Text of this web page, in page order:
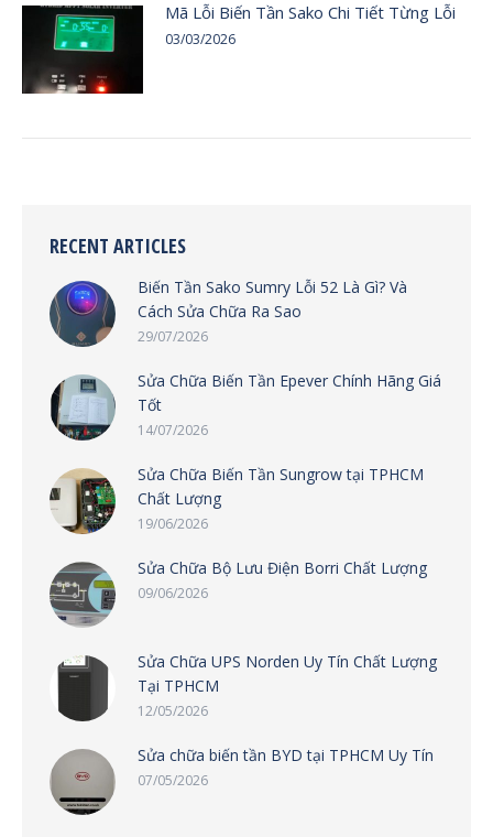
Mã Lỗi Biến Tần Sako Chi Tiết Từng Lỗi
03/03/2026
RECENT ARTICLES
Biến Tần Sako Sumry Lỗi 52 Là Gì? Và
Cách Sửa Chữa Ra Sao
29/07/2026
Sửa Chữa Biến Tần Epever Chính Hãng Giá
Tốt
14/07/2026
Sửa Chữa Biến Tần Sungrow tại TPHCM
Chất Lượng
19/06/2026
Sửa Chữa Bộ Lưu Điện Borri Chất Lượng
09/06/2026
Sửa Chữa UPS Norden Uy Tín Chất Lượng
Tại TPHCM
12/05/2026
Sửa chữa biến tần BYD tại TPHCM Uy Tín
07/05/2026